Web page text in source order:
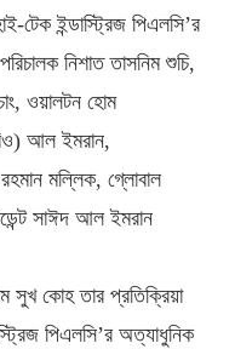
ইন্ডাস্ট্রিজ পিএলসি’র
নিশাত তাসনিম শুচি,
ওয়ালটন হোম
আল ইমরান,
মল্লিক, গ্লোবাল
সাঈদ আল ইমরান
সুখ কোহ তার প্রতিক্রিয়া
পিএলসি’র অত্যাধুনিক